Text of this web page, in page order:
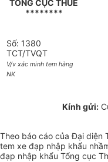
TỔNG CỤC THUẾ
********
Số: 1380
TCT/TVQT
V/v xác minh tem hàng
NK
Kính gửi:
Theo báo cáo của Đại diện
tem xe đạp nhập khẩu
đạp nhập khẩu Tổng cục